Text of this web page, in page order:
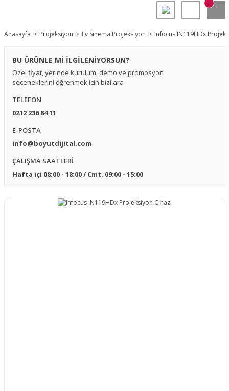
Anasayfa Projeksiyon Ev Sinema Projeksiyon Infocus IN119HDx
BU ÜRÜNLE Mİ İLGİLENİYORSUN?
Özel fiyat, yerinde kurulum, demo ve promosyon
seçeneklerini öğrenmek için bizi ara
TELEFON
0212 236 84 11
E-POSTA
info@boyutdijital.com
ÇALIŞMA SAATLERİ
Hafta içi 08:00 - 18:00 / Cmt. 09:00 - 15:00